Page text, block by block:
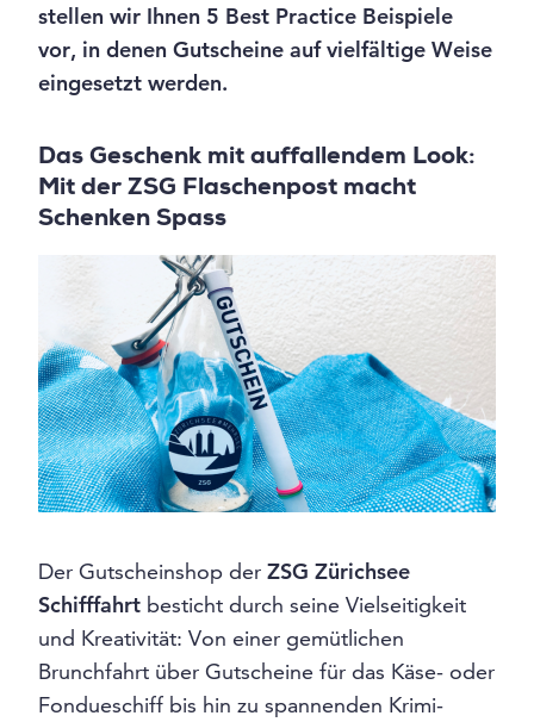
stellen wir Ihnen 5 Best Practice Beispiele
vor, in denen Gutscheine auf vielfältige Weise
eingesetzt werden.
Das Geschenk mit auffallendem Look:
Mit der ZSG Flaschenpost macht
Schenken Spass
Der Gutscheinshop der ZSG Zürichsee
Schifffahrt besticht durch seine Vielseitigkeit
und Kreativität: Von einer gemütlichen
Brunchfahrt über Gutscheine für das Käse- oder
Fondueschiff bis hin zu spannenden Krimi-